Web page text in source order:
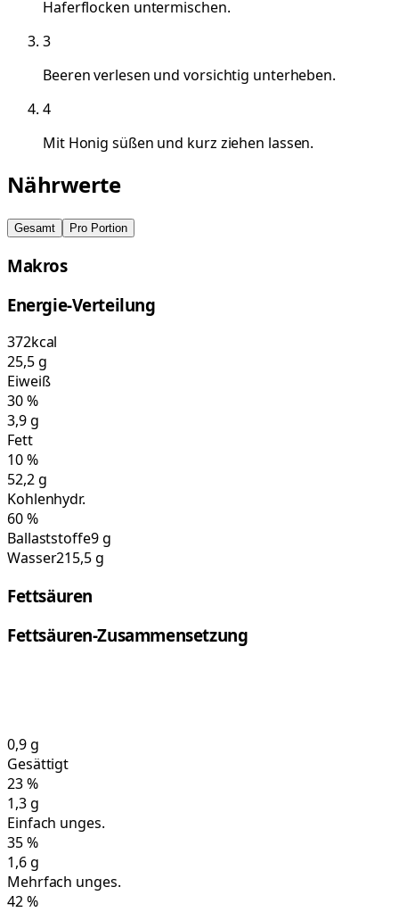
Haferflocken untermischen.
3
Beeren verlesen und vorsichtig unterheben.
4
Mit Honig süßen und kurz ziehen lassen.
Nährwerte
Gesamt Pro Portion
Makros
Energie-Verteilung
372kcal
25,5g
Eiweiß
30%
3,9g
Fett
10%
52,2g
Kohlenhydr.
60%
Ballaststoffe9 g
Wasser215,5 g
Fettsäuren
Fettsäuren-Zusammensetzung
0,9g
Gesättigt
23%
1,3g
Einfach unges.
35%
1,6g
Mehrfach unges.
42%